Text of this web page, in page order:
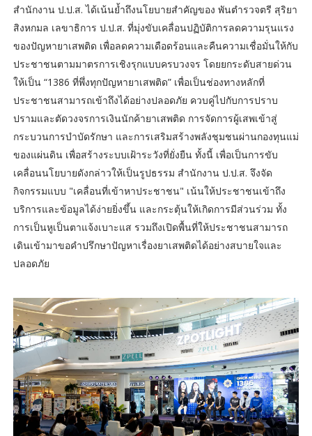
สำนักงาน ป.ป.ส. ได้เน้นย้ำถึงนโยบายสำคัญของ พันตำรวจตรี สุริยา
สิงหกมล เลขาธิการ ป.ป.ส. ที่มุ่งขับเคลื่อนปฏิบัติการลดความรุนแรง
ของปัญหายาเสพติด เพื่อลดความเดือดร้อนและคืนความเชื่อมั่นให้กับ
ประชาชนตามมาตรการเชิงรุกแบบครบวงจร โดยยกระดับสายด่วน
ให้เป็น “1386 ที่พึ่งทุกปัญหายาเสพติด” เพื่อเป็นช่องทางหลักที่
ประชาชนสามารถเข้าถึงได้อย่างปลอดภัย ควบคู่ไปกับการปราบ
ปรามและตัดวงจรการเงินนักค้ายาเสพติด การจัดการผู้เสพเข้าสู่
กระบวนการบำบัดรักษา และการเสริมสร้างพลังชุมชนผ่านกองทุนแม่
ของแผ่นดิน เพื่อสร้างระบบเฝ้าระวังที่ยั่งยืน ทั้งนี้ เพื่อเป็นการขับ
เคลื่อนนโยบายดังกล่าวให้เป็นรูปธรรม สำนักงาน ป.ป.ส. จึงจัด
กิจกรรมแบบ "เคลื่อนที่เข้าหาประชาชน" เน้นให้ประชาชนเข้าถึง
บริการและข้อมูลได้ง่ายยิ่งขึ้น และกระตุ้นให้เกิดการมีส่วนร่วม ทั้ง
การเป็นหูเป็นตาแจ้งเบาะแส รวมถึงเปิดพื้นที่ให้ประชาชนสามารถ
เดินเข้ามาขอคำปรึกษาปัญหาเรื่องยาเสพติดได้อย่างสบายใจและ
ปลอดภัย